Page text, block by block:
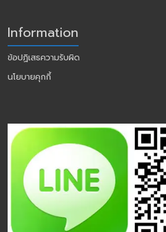
Information
ข้อปฏิเสธความรับผิด
นโยบายคุกกี้